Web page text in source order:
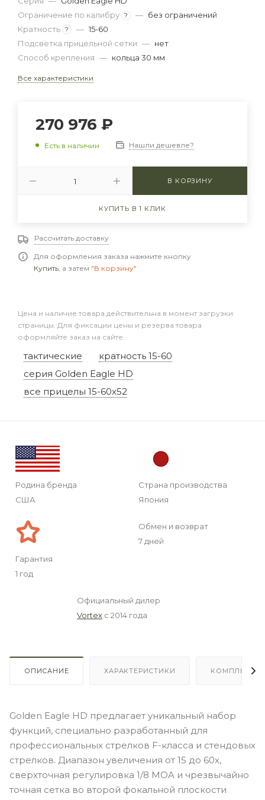
Ограничение по калибру ? — без ограничений
Кратность ? — 15-60
Подсветка прицельной сетки — нет
Способ крепления — кольца 30 мм
Все характеристики
270 976 ₽
Есть в наличии Нашли дешевле?
В КОРЗИНУ
КУПИТЬ В 1 КЛИК
Рассчитать доставку
Для оформления заказа нажмите кнопку
Купить, а затем "В корзину"
Цена и наличие товара действительна в момент загрузки
страницы. Для фиксации цены и резерва товара
оформляйте заказ на сайте.
тактические
кратность 15-60
серия Golden Eagle HD
все прицелы 15-60x52
Родина бренда
США
Страна производства
Япония
Гарантия
1 год
Обмен и возврат
7 дней
Официальный дилер
Vortex с 2014 года
ОПИСАНИЕ ХАРАКТЕРИСТИКИ
Golden Eagle HD предлагает уникальный набор
функций, специально разработанный для
профессиональных стрелков F-класса и стендовых
стрелков. Диапазон увеличения от 15 до 60x,
сверхточная регулировка 1/8 MOA и чрезвычайно
точная сетка во второй фокальной плоскости